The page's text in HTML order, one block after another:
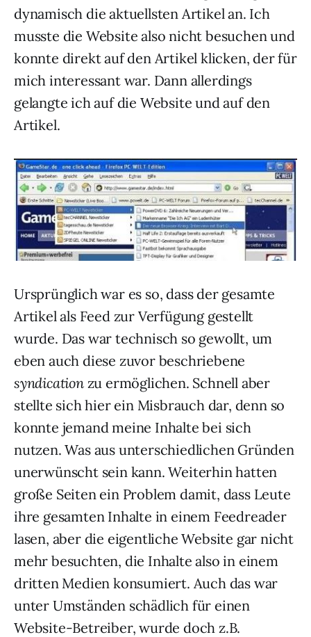
dynamisch die aktuellsten Artikel an. Ich
musste die Website also nicht besuchen und
konnte direkt auf den Artikel klicken, der für
mich interessant war. Dann allerdings
gelangte ich auf die Website und auf den
Artikel.
Ursprünglich war es so, dass der gesamte
Artikel als Feed zur Verfügung gestellt
wurde. Das war technisch so gewollt, um
eben auch diese zuvor beschriebene
syndicationzu ermöglichen. Schnell aber
stellte sich hier ein Misbrauch dar, denn so
konnte jemand meine Inhalte bei sich
nutzen. Was aus unterschiedlichen Gründen
unerwünscht sein kann. Weiterhin hatten
große Seiten ein Problem damit, dass Leute
ihre gesamten Inhalte in einem Feedreader
lasen, aber die eigentliche Website gar nicht
mehr besuchten, die Inhalte also in einem
dritten Medien konsumiert. Auch das war
unter Umständen schädlich für einen
Website-Betreiber, wurde doch z.B.